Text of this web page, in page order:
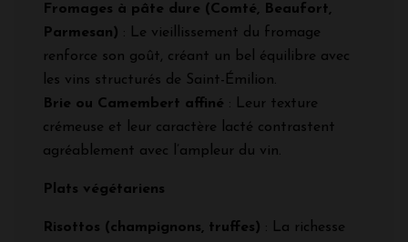
Fromages à pâte dure (Comté, Beaufort,
Parmesan) : Le vieillissement du fromage
renforce son goût, créant un bel équilibre avec
les vins structurés de Saint-Émilion.
Brie ou Camembert affiné : Leur texture
crémeuse et leur caractère lacté contrastent
agréablement avec l’ampleur du vin.
Plats végétariens
Risottos (champignons, truffes) : La richesse